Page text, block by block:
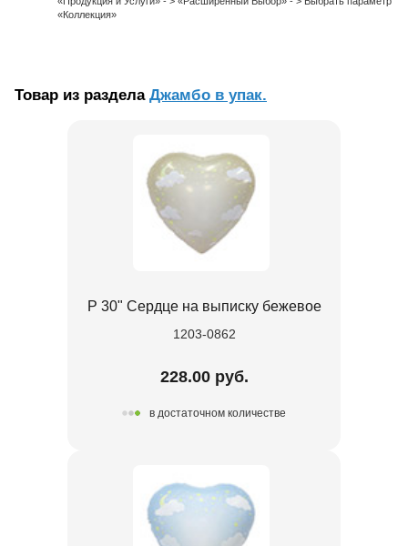
«Коллекция»
Товар из раздела Джамбо в упак.
Р 30" Сердце на выписку бежевое
1203-0862
228.00 руб.
в достаточном количестве